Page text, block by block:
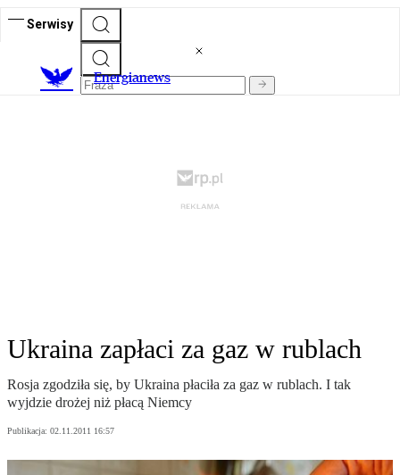
Serwisy
Energianews
Ukraina zapłaci za gaz w rublach
Rosja zgodziła się, by Ukraina płaciła za gaz w rublach. I tak
wyjdzie drożej niż płacą Niemcy
Publikacja: 02.11.2011 16:57